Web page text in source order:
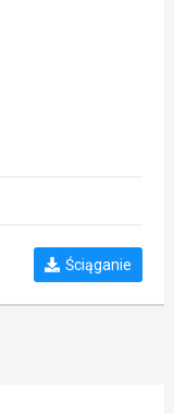
Ściąganie